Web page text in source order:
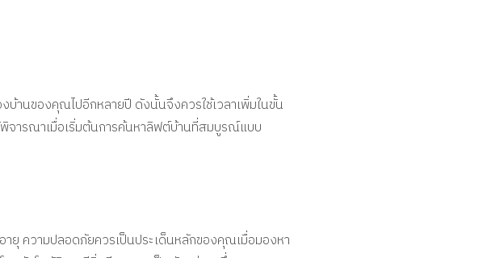
านของคุณไปอีกหลายปี ดังนั้นจึงควรใช้เวลาเพิ่มในขั้น
จารณาเมื่อเริ่มต้นการค้นหาลิฟต์บ้านที่สมบูรณ์แบบ
ยุ ความปลอดภัยควรเป็นประเด็นหลักของคุณเมื่อมองหา